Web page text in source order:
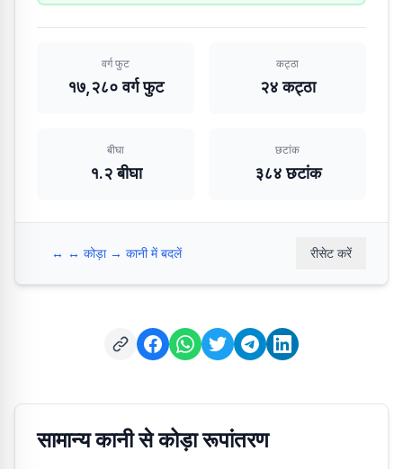
वर्ग फुट
१७,२८० वर्ग फुट
कट्ठा
२४ कट्ठा
बीघा
१.२ बीघा
छटांक
३८४ छटांक
↔️ ↔️ कोड़ा → कानी में बदलें रीसेट करें
सामान्य कानी से कोड़ा रूपांतरण